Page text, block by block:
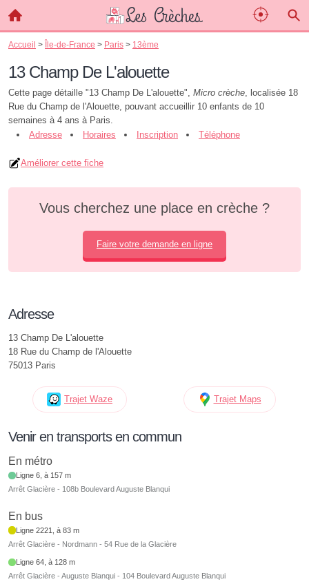
Accueil > Île-de-France > Paris > 13ème
13 Champ De L'alouette
Cette page détaille "13 Champ De L'alouette", Micro crèche, localisée 18
Rue du Champ de l'Alouette, pouvant accueillir 10 enfants de 10
semaines à 4 ans à Paris.
Adresse
Horaires Inscription Téléphone
Améliorer cette fiche
Vous cherchez une place en crèche ?
Faire votre demande en ligne
Adresse
13 Champ De L'alouette
18 Rue du Champ de l'Alouette
75013 Paris
Trajet Waze Trajet Maps
Venir en transports en commun
En métro
Ligne 6, à 157 m
Arrêt Glacière - 108b Boulevard Auguste Blanqui
En bus
Ligne 2221, à 83 m
Arrêt Glacière - Nordmann - 54 Rue de la Glacière
Ligne 64, à 128 m
Arrêt Glacière - Auguste Blanqui - 104 Boulevard Auguste Blanqui